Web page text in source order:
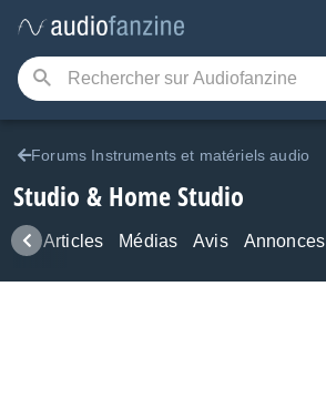
Forums Instruments et matériels audio
Studio & Home Studio
Articles Médias Avis Annonces